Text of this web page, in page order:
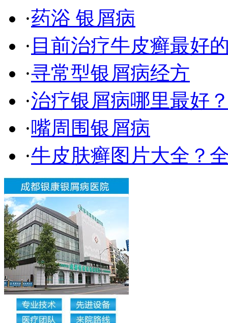
·药浴 银屑病
· 目前治疗牛皮癣最好
·寻常型银屑病经方
·治疗银屑病哪里最好
·嘴周围银屑病
·牛皮肤癣图片大全？